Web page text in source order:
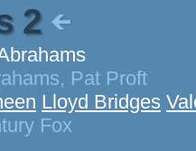
2
Pat Proft
Lloyd Bridges
Fox